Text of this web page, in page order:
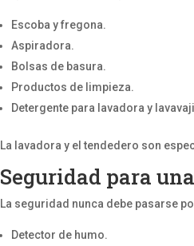
Escoba y fregona.
Aspiradora.
Bolsas de basura.
Productos de limpieza.
Detergente para lavadora y
La lavadora y el tendedero son
Seguridad para
La seguridad nunca debe pasarse
Detector de humo.